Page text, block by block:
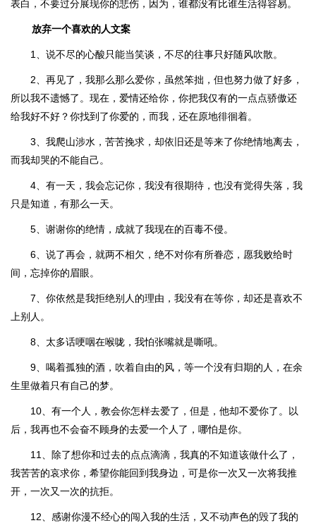
表白，不要过分展现你的悲伤，因为，谁都没有比谁生活得容易。
放弃一个喜欢的人文案
1、说不尽的心酸只能当笑谈，不尽的往事只好随风吹散。
2、再见了，我那么那么爱你，虽然笨拙，但也努力做了好多，
所以我不遗憾了。现在，爱情还给你，你把我仅有的一点点骄傲还
给我好不好？你找到了你爱的，而我，还在原地徘徊着。
3、我爬山涉水，苦苦挽求，却依旧还是等来了你绝情地离去，
而我却哭的不能自己。
4、有一天，我会忘记你，我没有很期待，也没有觉得失落，我
只是知道，有那么一天。
5、谢谢你的绝情，成就了我现在的百毒不侵。
6、说了再会，就两不相欠，绝不对你有所眷恋，愿我败给时
间，忘掉你的眉眼。
7、你依然是我拒绝别人的理由，我没有在等你，却还是喜欢不
上别人。
8、太多话哽咽在喉咙，我怕张嘴就是嘶吼。
9、喝着孤独的酒，吹着自由的风，等一个没有归期的人，在余
生里做着只有自己的梦。
10、有一个人，教会你怎样去爱了，但是，他却不爱你了。以
后，我再也不会奋不顾身的去爱一个人了，哪怕是你。
11、除了想你和过去的点点滴滴，我真的不知道该做什么了，
我苦苦的哀求你，希望你能回到我身边，可是你一次又一次将我推
开，一次又一次的抗拒。
12、感谢你漫不经心的闯入我的生活，又不动声色的毁了我的